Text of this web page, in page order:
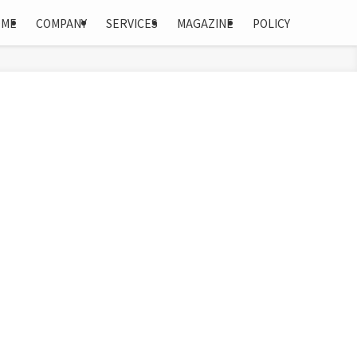
COMPANY SERVICES MAGAZINE POLICY